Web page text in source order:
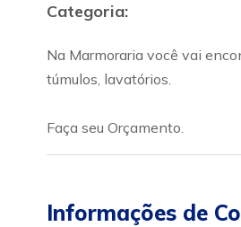
Categoria:
Na Marmoraria você vai
túmulos, lavatórios.
Faça seu Orçamento.
Informações de